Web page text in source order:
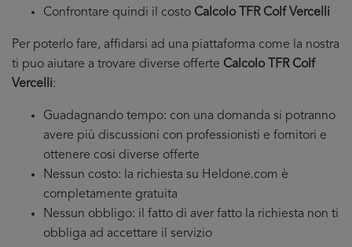
Confrontare quindi il costo Calcolo TFR Colf Vercelli
Per poterlo fare, affidarsi ad una piattaforma come la nostra
ti puo aiutare a trovare diverse offerte Calcolo TFR Colf
Vercelli:
Guadagnando tempo: con una domanda si potranno
avere più discussioni con professionisti e fornitori e
ottenere cosi diverse offerte
Nessun costo: la richiesta su Heldone.com è
completamente gratuita
Nessun obbligo: il fatto di aver fatto la richiesta non ti
obbliga ad accettare il servizio